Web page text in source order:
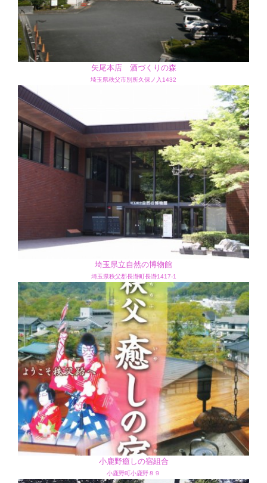
矢尾本店 酒づくりの森
埼玉県秩父市別所久保ノ入1432
埼玉県立自然の博物館
埼玉県秩父郡長瀞町長瀞1417-1
小鹿野癒しの宿組合
小鹿野町小鹿野８９